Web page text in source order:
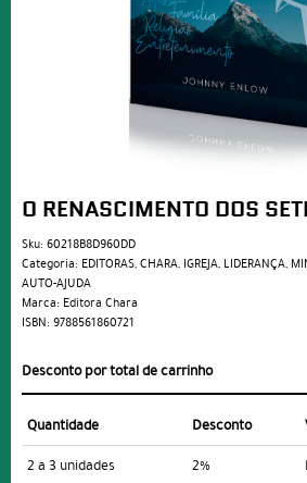
O RENASCIMENTO DOS
Sku: 60218B8D960DD
Categoria: EDITORAS,CHARA, IGREJA, LIDERANÇA,
AUTO-AJUDA
Marca: Editora Chara
ISBN: 9788561860721
Desconto por total de carrinho
Quantidade Desconto
2 a 3 unidades
2%